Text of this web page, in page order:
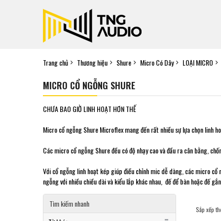
Trang chủ Thương hiệu Shure Micro Có Dây LOẠI MICRO
MICRO CỔ NGỖNG SHURE
CHƯA BAO GIỜ LINH HOẠT HƠN THẾ
Micro cổ ngỗng Shure Microflex mang đến rất nhiều sự lựa chọn linh
Các micro cổ ngỗng Shure đều có độ nhạy cao và đầu ra cân bằng,
Với cổ ngỗng linh hoạt kép giúp điều chỉnh mic dễ dàng, các micro
ngỗng với nhiều chiều dài và kiểu lắp khác nhau, đế để bàn hoặc đế
Tìm kiếm nhanh
Sắp xếp